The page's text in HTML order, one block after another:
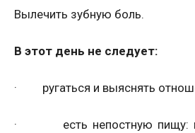
Вылечить зубную боль.
В этот день не следует:
· ругаться и выяснять
· есть непостную пищу: